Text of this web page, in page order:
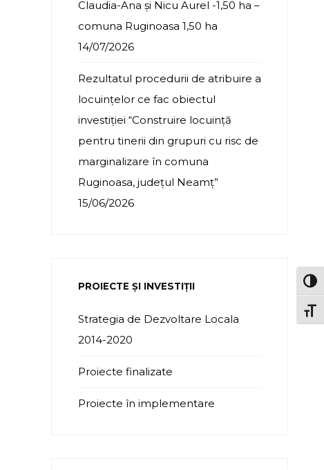
Claudia-Ana și Nicu Aurel -1,50 ha –
comuna Ruginoasa 1,50 ha
14/07/2026
Rezultatul procedurii de atribuire a
locuințelor ce fac obiectul
investiției “Construire locuință
pentru tinerii din grupuri cu risc de
marginalizare în comuna
Ruginoasa, județul Neamț”
15/06/2026
PROIECTE ȘI INVESTIȚII
Strategia de Dezvoltare Locala
2014-2020
Proiecte finalizate
Proiecte în implementare